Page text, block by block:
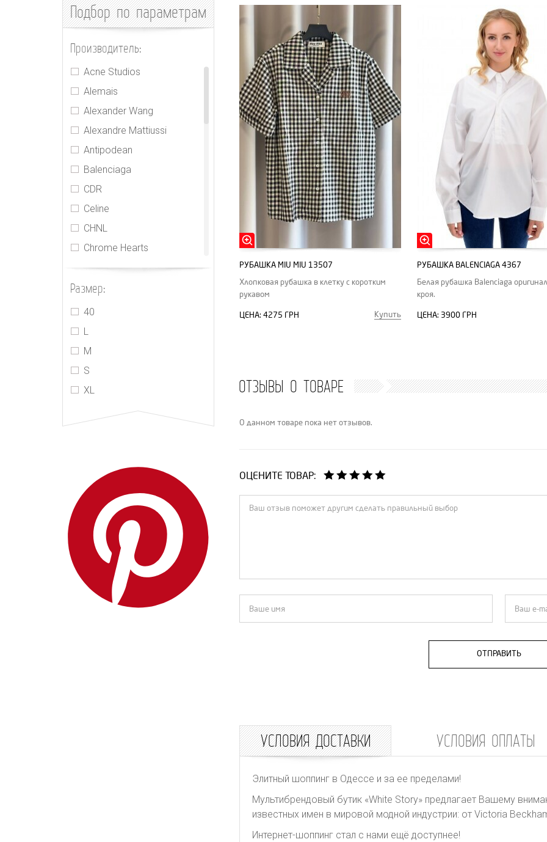
Подборпо параметрам
Производитель:
Acne Studios
Alemais
Alexander Wang
Alexandre Mattiussi
Antipodean
Balenciaga
CDR
Celine
CHNL
Chrome Hearts
Gucci
Isabel Marant
Jacquemus
Jasmine
Khaite
Kimhekim
Loewe
MIU MIU
Open YY
Palm Angels
Pony Stone
PRADA
R13
RtA
The Attico
Размер:
40
L
M
S
XL
РУБАШКА MIU MIU 13507
Хлопковая рубашка в клетку с коротким
рукавом
ЦЕНА: 4275 ГРН Купить
РУБАШКА BALENCIAGA 4367
Белая рубашка Balenciaga
кроя.
ЦЕНА: 3900 ГРН
ОТЗЫВЫ О ТОВАРЕ
О данном товаре пока нет отзывов.
ОЦЕНИТЕ ТОВАР:
ОТПРАВИТЬ
УСЛОВИЯ ДОСТАВКИ УСЛОВИЯ ОПЛАТЫ
Элитный шоппинг в Одессе и за ее пределами!
Мультибрендовый бутик «White Story» предлагает Вашему
известных имен в мировой модной индустрии: от Victoria
Интернет-шоппинг стал с нами ещё доступнее!